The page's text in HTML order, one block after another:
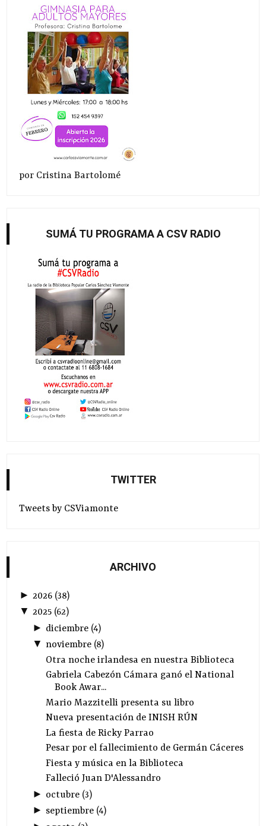
por Cristina Bartolomé
SUMÁ TU PROGRAMA A CSV RADIO
TWITTER
Tweets by CSViamonte
ARCHIVO
► 2026 (38)
▼2025 (62)
► diciembre(4)
▼ noviembre(8)
Otra noche irlandesa en nuestra Biblioteca
Gabriela Cabezón Cámara ganó el National
Book Awar...
Mario Mazzitelli presenta su libro
Nueva presentación de INISH RÚN
La fiesta de Ricky Parrao
Pesar por el fallecimiento de Germán Cáceres
Fiesta y música en la Biblioteca
Falleció Juan D'Alessandro
► octubre(3)
► septiembre(4)